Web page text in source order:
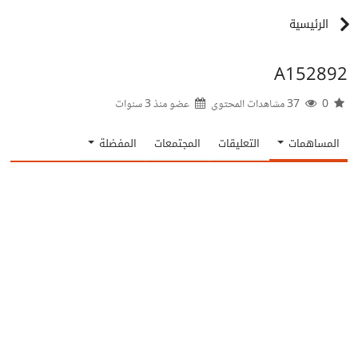
الرئيسية
A152892
عضو منذ3 سنوات
المساهمات التعليقات المجتمعات المفضلة